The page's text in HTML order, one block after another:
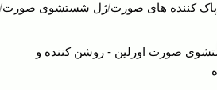
پاک کننده های صورت ژل شستشوی صورت
بزرگنمایی تصویر